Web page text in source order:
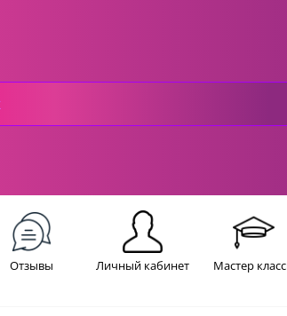
Отзывы Личный кабинет Мастер